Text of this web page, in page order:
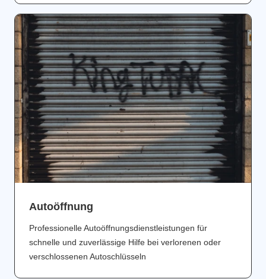
Аutoöffnung
Professionelle Autoöffnungsdienstleistungen für
schnelle und zuverlässige Hilfe bei verlorenen oder
verschlossenen Autoschlüsseln